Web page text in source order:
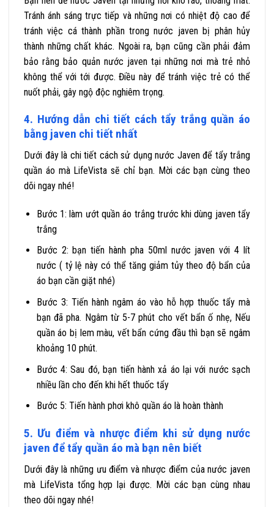
Tránh ánh sáng trực tiếp và những nơi có nhiệt độ cao để
tránh việc cá thành phần trong nước javen bị phân hủy
thành những chất khác. Ngoài ra, bạn cũng cần phải đảm
bảo rằng bảo quản nước javen tại những nơi mà trẻ nhỏ
không thể với tới được. Điều này để tránh việc trẻ có thể
nuốt phải, gây ngộ độc nghiêm trọng.
4. Hướng dẫn chi tiết cách tẩy trắng quần áo
bằng javen chi tiết nhất
Dưới đây là chi tiết cách sử dụng nước Javen để tẩy trắng
quần áo mà LifeVista sẽ chỉ bạn. Mời các bạn cùng theo
dõi ngay nhé!
Bước 1: làm ướt quần áo trắng trước khi dùng javen tẩy
trắng
Bước 2: bạn tiến hành pha 50ml nước javen với 4 lít
nước ( tỷ lệ này có thể tăng giảm tủy theo độ bẩn của
áo bạn cần giặt nhé)
Bước 3: Tiến hành ngâm áo vào hỗ hợp thuốc tẩy mà
bạn đã pha. Ngâm từ 5-7 phút cho vết bẩn ố nhẹ, Nếu
quần áo bị lem màu, vết bẩn cứng đầu thì bạn sẽ ngâm
khoảng 10 phút.
Bước 4: Sau đó, bạn tiến hành xả áo lại với nước sạch
nhiều lần cho đến khi hết thuốc tẩy
Bước 5: Tiến hành phơi khô quần áo là hoàn thành
5. Ưu điểm và nhược điểm khi sử dụng nước
javen để tẩy quần áo mà bạn nên biết
Dưới đây là những ưu điểm và nhược điểm của nước javen
mà LifeVista tổng hợp lại được. Mời các bạn cùng nhau
theo dõi ngay nhé!